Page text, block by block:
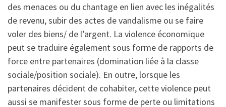
des menaces ou du chantage en lien avec les inégalités
de revenu, subir des actes de vandalisme ou se faire
voler des biens/ de l’argent. La violence économique
peut se traduire également sous forme de rapports de
force entre partenaires (domination liée à la classe
sociale/position sociale). En outre, lorsque les
partenaires décident de cohabiter, cette violence peut
aussi se manifester sous forme de perte ou limitations